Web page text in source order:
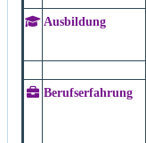
Ausbildung
Berufserfahrung